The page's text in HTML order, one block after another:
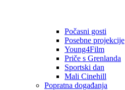
Počasni gosti
Posebne projekcije
Young4Film
Priče s Grenlanda
Sportski dan
Mali Cinehill
Popratna događanja